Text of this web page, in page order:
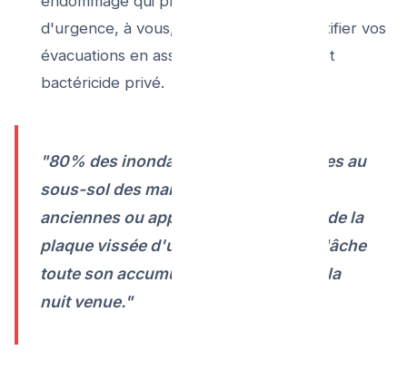
d'urgence, à vous, viendra rincer et certifier vos
évacuations en assainissement intégral et
bactéricide privé.
"80% des inondations catastrophiques au
sous-sol des maisons ouvrières
anciennes ou appart-hotels viennent de la
plaque vissée d'un regard rouillé qui lâche
toute son accumulation sans préavis la
nuit venue."